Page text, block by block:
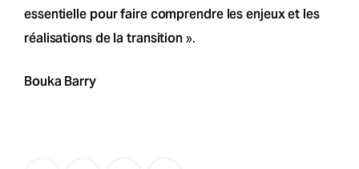
essentielle pour faire comprendre les enjeux et les
réalisations de la transition ».
Bouka Barry